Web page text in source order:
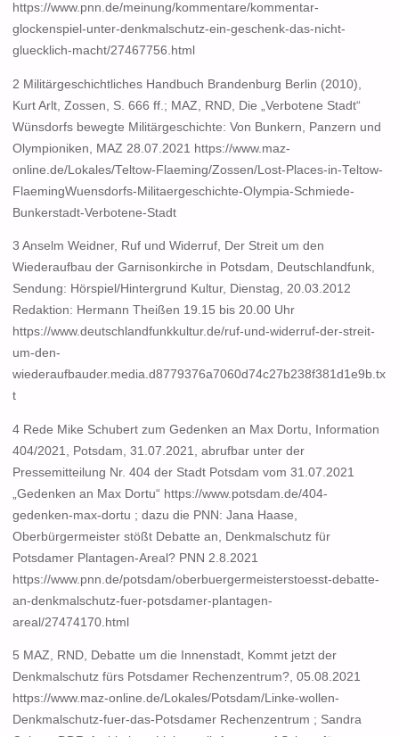
https://www.pnn.de/meinung/kommentare/kommentar-
glockenspiel-unter-denkmalschutz-ein-geschenk-das-nicht-
gluecklich-macht/27467756.html
2 Militärgeschichtliches Handbuch Brandenburg Berlin (2010),
Kurt Arlt, Zossen, S. 666 ff.; MAZ, RND, Die „Verbotene Stadt“
Wünsdorfs bewegte Militärgeschichte: Von Bunkern, Panzern und
Olympioniken, MAZ 28.07.2021 https://www.maz-
online.de/Lokales/Teltow-Flaeming/Zossen/Lost-Places-in-Teltow-
FlaemingWuensdorfs-Militaergeschichte-Olympia-Schmiede-
Bunkerstadt-Verbotene-Stadt
3 Anselm Weidner, Ruf und Widerruf, Der Streit um den
Wiederaufbau der Garnisonkirche in Potsdam, Deutschlandfunk,
Sendung: Hörspiel/Hintergrund Kultur, Dienstag, 20.03.2012
Redaktion: Hermann Theißen 19.15 bis 20.00 Uhr
https://www.deutschlandfunkkultur.de/ruf-und-widerruf-der-streit-
um-den-
wiederaufbauder.media.d8779376a7060d74c27b238f381d1e9b.tx
t
4 Rede Mike Schubert zum Gedenken an Max Dortu, Information
404/2021, Potsdam, 31.07.2021, abrufbar unter der
Pressemitteilung Nr. 404 der Stadt Potsdam vom 31.07.2021
„Gedenken an Max Dortu“ https://www.potsdam.de/404-
gedenken-max-dortu ; dazu die PNN: Jana Haase,
Oberbürgermeister stößt Debatte an, Denkmalschutz für
Potsdamer Plantagen-Areal? PNN 2.8.2021
https://www.pnn.de/potsdam/oberbuergermeisterstoesst-debatte-
an-denkmalschutz-fuer-potsdamer-plantagen-
areal/27474170.html
5 MAZ, RND, Debatte um die Innenstadt, Kommt jetzt der
Denkmalschutz fürs Potsdamer Rechenzentrum?, 05.08.2021
https://www.maz-online.de/Lokales/Potsdam/Linke-wollen-
Denkmalschutz-fuer-das-Potsdamer Rechenzentrum ; Sandra